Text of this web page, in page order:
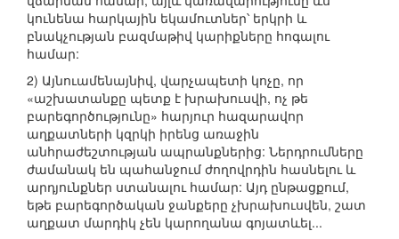
կունենա հարկային եկամուտներ՝ երկրի և
բնակչության բազմաթիվ կարիքները հոգալու
համար:
2) Այնուամենայնիվ, վարչապետի կոչը, որ
«աշխատանքը պետք է խրախուսվի, ոչ թե
բարեգործությունը» հարյուր հազարավոր
աղքատների կզրկի իրենց առաջին
անհրաժեշտության ապրանքներից: Ներդրումները
ժամանակ են պահանջում ժողովրդին հասնելու և
արդյունքներ ստանալու համար: Այդ ընթացքում,
եթե բարեգործական ջանքերը չխրախուսվեն, շատ
աղքատ մարդիկ չեն կարողանա գոյատևել...